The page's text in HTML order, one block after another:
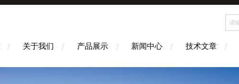
关于我们 产品展示 新闻中心 技术文章